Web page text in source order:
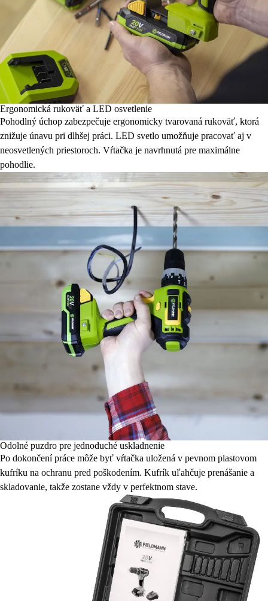
Ergonomická rukoväť a LED osvetlenie
Pohodlný úchop zabezpečuje ergonomicky tvarovaná rukoväť, ktorá
znižuje únavu pri dlhšej práci. LED svetlo umožňuje pracovať aj v
neosvetlených priestoroch. Vŕtačka je navrhnutá pre maximálne
pohodlie.
Odolné puzdro pre jednoduché uskladnenie
Po dokončení práce môže byť vŕtačka uložená v pevnom plastovom
kufríku na ochranu pred poškodením. Kufrík uľahčuje prenášanie a
skladovanie, takže zostane vždy v perfektnom stave.